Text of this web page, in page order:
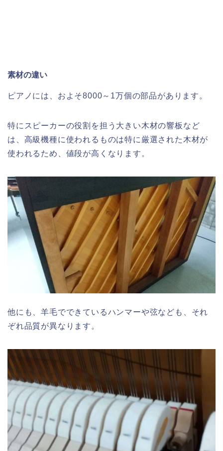
素材の違い
ピアノには、およそ8000～1万個の部品があります。
特にスピーカーの役割を担う大きい木材の響板など
は、高級機種に使われるものは特に厳選された木材が
使われるため、値段が高くなります。
他にも、羊毛でできているハンマーや弦なども、それ
ぞれ品質が異なります。